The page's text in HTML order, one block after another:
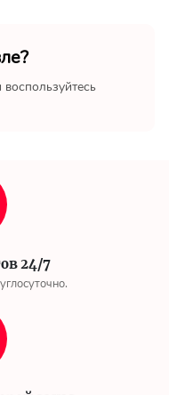
воспользуйтесь
24/7